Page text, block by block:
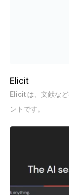
Elicit
Elicit は、文献な
ントです。